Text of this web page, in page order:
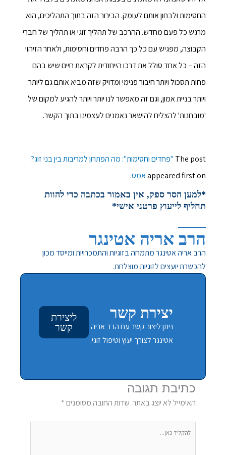
החסימות ולבחון אותם לעומק. הבירור הזה בתוך התהליכים, הוא
מרגש כל פעם מחדש. ההרכב של תהליך זוגי או תהליך של חברי
הקבוצה, מפגיש עם כל כך הרבה פחדים וחסימות, ולאחר הזיהוי
הזה – כל אחד סולל את דרכו הייחודית לקראת חיים שיש בהם
פחות תסכול ויותר חיבור פנימי ומדויק שזה מביא אותם גם ליותר
ויותר בניית אמון, וגם זה מאפשר לנו יותר ויותר להגיע למקום של
'מובחנות' להצליח להישאר נאמנים לעצמינו בתוך הקשר.
The post "פחדים וחסימות": מה הפתרון למריבות בין בני זוג?
appeared first onאמס.
*למען הסר ספק, אין באמור בכתבה כדי להוות
תחליף לייעוץ פרטני אישי*
הרב אריה אטינגר
הרב אריה אטינגר מתמחה בזוגיות והתמכרויות ומייסד מכון
להכשרת יועצים לזוגיות מוצלחת.
יצירת קשר
ניתן ליצור קשר עם הרב אריה
אטינגר לצורך יעוץ וטיפול זוגי.
ליצירת
קשר
כתיבת תגובה
האימייל לא יוצג באתר. שדות החובה מסומנים*
להקליד